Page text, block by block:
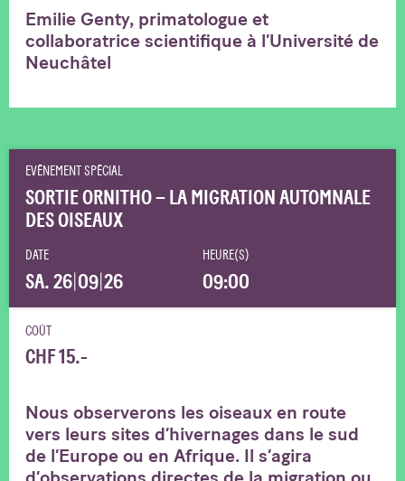
Emilie Genty, primatologue et
collaboratrice scientifique à l’Université de
Neuchâtel
EVÉNEMENT SPÉCIAL
SORTIE ORNITHO – LA MIGRATION AUTOMNALE
DES OISEAUX
DATE
SA. 26|09|26
HEURE(S)
09:00
COÛT
CHF 15.-
Nous observerons les oiseaux en route
vers leurs sites d’hivernages dans le sud
de l’Europe ou en Afrique. Il s’agira